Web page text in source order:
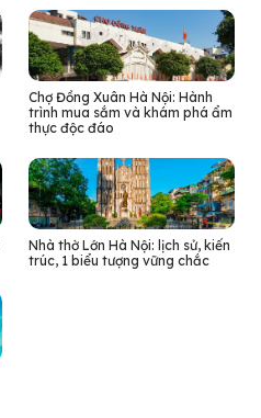
Chợ Đồng Xuân Hà Nội: Hành
trình mua sắm và khám phá ẩm
thực độc đáo
Nhà thờ Lớn Hà Nội: lịch sử, kiến
trúc, 1 biểu tượng vững chắc